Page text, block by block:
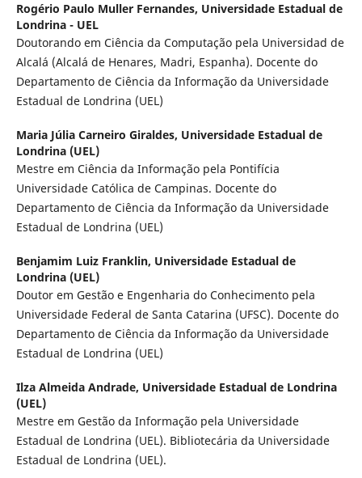
Rogério Paulo Muller Fernandes, Universidade Estadual de
Londrina - UEL
Doutorando em Ciência da Computação pela Universidad de
Alcalá (Alcalá de Henares, Madri, Espanha). Docente do
Departamento de Ciência da Informação da Universidade
Estadual de Londrina (UEL)
Maria Júlia Carneiro Giraldes, Universidade Estadual de
Londrina (UEL)
Mestre em Ciência da Informação pela Pontifícia
Universidade Católica de Campinas. Docente do
Departamento de Ciência da Informação da Universidade
Estadual de Londrina (UEL)
Benjamim Luiz Franklin, Universidade Estadual de
Londrina (UEL)
Doutor em Gestão e Engenharia do Conhecimento pela
Universidade Federal de Santa Catarina (UFSC). Docente do
Departamento de Ciência da Informação da Universidade
Estadual de Londrina (UEL)
Ilza Almeida Andrade, Universidade Estadual de Londrina
(UEL)
Mestre em Gestão da Informação pela Universidade
Estadual de Londrina (UEL). Bibliotecária da Universidade
Estadual de Londrina (UEL).